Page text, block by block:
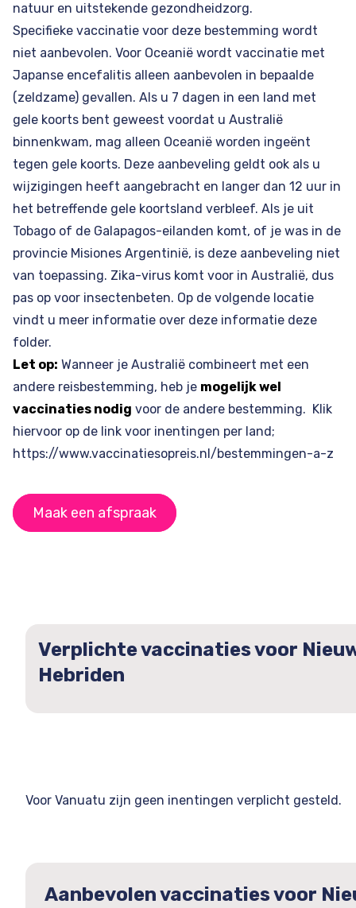
natuur en uitstekende gezondheidzorg.
Specifieke vaccinatie voor deze bestemming wordt
niet aanbevolen. Voor Oceanië wordt vaccinatie met
Japanse encefalitis alleen aanbevolen in bepaalde
(zeldzame) gevallen. Als u 7 dagen in een land met
gele koorts bent geweest voordat u Australië
binnenkwam, mag alleen Oceanië worden ingeënt
tegen gele koorts. Deze aanbeveling geldt ook als u
wijzigingen heeft aangebracht en langer dan 12 uur in
het betreffende gele koortsland verbleef. Als je uit
Tobago of de Galapagos-eilanden komt, of je was in de
provincie Misiones Argentinië, is deze aanbeveling niet
van toepassing. Zika-virus komt voor in Australië, dus
pas op voor insectenbeten. Op de volgende locatie
vindt u meer informatie over deze informatie deze
folder.
Let op: Wanneer je Australië combineert met een
andere reisbestemming, heb je mogelijk wel
vaccinaties nodig voor de andere bestemming. Klik
hiervoor op de link voor inentingen per land;
https://www.vaccinatiesopreis.nl/bestemmingen-a-z
Maak een afspraak
Verplichte vaccinaties voor
Hebriden
Voor Vanuatu zijn geen inentingen verplicht gesteld.
Aanbevolen vaccinaties voor